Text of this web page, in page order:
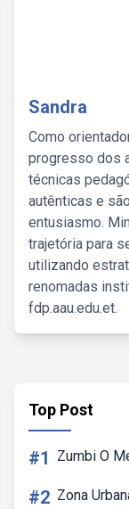
Sandra
Como
progresso dos
técnicas
autênticas e
entusiasmo.
trajetória para
utilizando
renomadas
fdp.aau.edu.et.
Top Post
#1 Zumbi O
#2 Zona